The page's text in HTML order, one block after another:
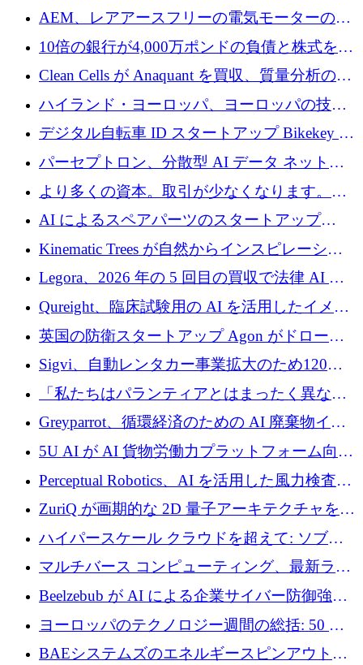
ルを獲得し、企業運営向けにエージェント AI
を拡張
AEM、レアアースフリーの電気モーターの革
新を加速するために1,600万ポンドを確保
10倍の銀行が4,000万ポンドの負債と株式を調
達
Clean Cells が Anaquant を買収、質量分析の専
門知識によるバイオ医薬品の品質管理を拡大
ハイランド・ヨーロッパ、ヨーロッパの技術
規模拡大を支援するために11億ユーロのファ
ンドVIを閉鎖
デジタル自転車 ID スタートアップ Bikekey が
TÖNNJES への投資を確保
パーセプトロン、分散型 AI データ ネットワ
ークの構築に 650 万ドルを調達
より多くの資本。取引が少なくなります。
2026 年上半期がヨーロッパのテクノロジーに
ついて語ること
AI によるスペアパーツのスタートアップ
Intropy が 1,100 万ドルを調達
Kinematic Trees が自然からインスピレーショ
ンを得たロボット ソフトウェアを拡張するた
めに 58 万 5,000 ポンドを調達
Legora、2026 年の 5 回目の買収で法律 AI ス
タートアップ Wexler を買収
Qureight、臨床試験用の AI を活用したイメー
ジング プラットフォームを拡張するためにシ
リーズ B で 2,000 万ドルを確保
英国の防衛スタートアップ Agon がドローン
攻撃に対抗する仮想戦場を構築、3,000 万ドル
を調達
Sigvi、自動レンタカー事業拡大のため120万
ユーロを調達
「私たちはパランティアとはまったく異なる
会社です」とフランス人の「控えめな」後任
者は言う
Greyparrot、循環経済のための AI 廃棄物イン
テリジェンスを拡張するためにシリーズ B で
2,700 万ドルを確保
5U AI が AI 貨物労働力プラットフォーム向け
に 320 万ドルのプレシードを獲得
Perceptual Robotics、AI を活用した風力検査の
規模拡大に向けて 400 万ポンド以上を確保
ZuriQ が画期的な 2D 量子アーキテクチャを拡
張するために 2,550 万ドルを調達
ハイパースケール クラウドを超えて: ソブリ
ン コンピューティングに対する DFINITY の
ビジョン
マルチバース コンピューティング、最新ラウ
ンドで最大 5 億 7,000 万ドルを目標
Beelzebub が AI による企業サイバー防御強化
のために 300 万ユーロを調達
ヨーロッパのテクノロジー週間の総括: 50 以
上の取引に 10 億ユーロ以上を投資
BAEシステムズのエネルギースピンアウト原